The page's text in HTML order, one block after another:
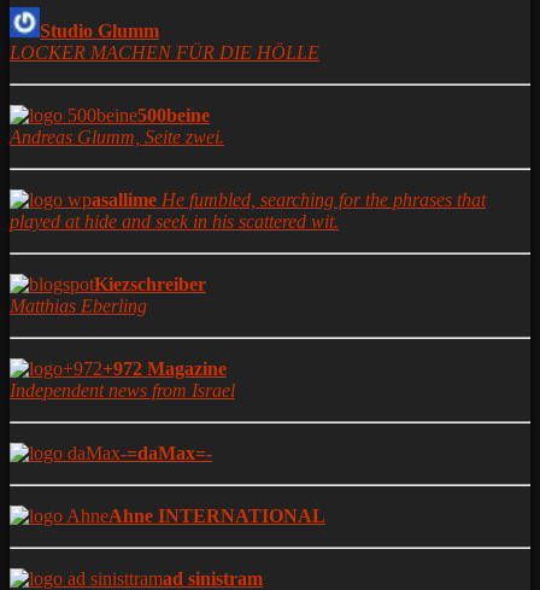
Studio Glumm
LOCKER MACHEN FÜR DIE HÖLLE
500beine
Andreas Glumm, Seite zwei.
asallime He fumbled, searching for the phrases that
played at hide and seek in his scattered wit.
Kiezschreiber
Matthias Eberling
+972 Magazine
Independent news from Israel
-=daMax=-
Ahne INTERNATIONAL
ad sinistram